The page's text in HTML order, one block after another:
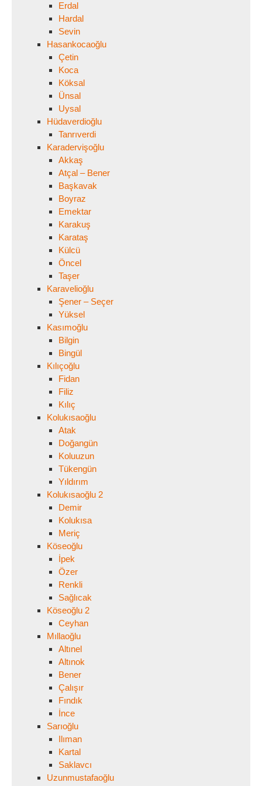
Erdal
Hardal
Sevin
Hasankocaoğlu
Çetin
Koca
Köksal
Ünsal
Uysal
Hüdaverdioğlu
Tanrıverdi
Karadervişoğlu
Akkaş
Atçal – Bener
Başkavak
Boyraz
Emektar
Karakuş
Karataş
Külcü
Öncel
Taşer
Karavelioğlu
Şener – Seçer
Yüksel
Kasımoğlu
Bilgin
Bingül
Kılıçoğlu
Fidan
Filiz
Kılıç
Kolukısaoğlu
Atak
Doğangün
Koluuzun
Tükengün
Yıldırım
Kolukısaoğlu 2
Demir
Kolukısa
Meriç
Köseoğlu
İpek
Özer
Renkli
Sağlıcak
Köseoğlu 2
Ceyhan
Mıllaoğlu
Altınel
Altınok
Bener
Çalışır
Fındık
İnce
Sarıoğlu
Ilıman
Kartal
Saklavcı
Uzunmustafaoğlu